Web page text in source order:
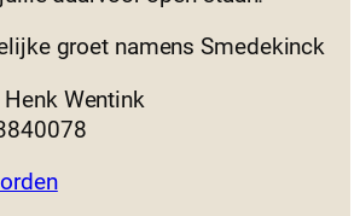
groet namens Smedekinck
Henk Wentink